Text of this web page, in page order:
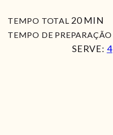
TEMPO TOTAL 20MIN
MIN
TEMPO DE PREPARAÇÃO
SERVE: 4